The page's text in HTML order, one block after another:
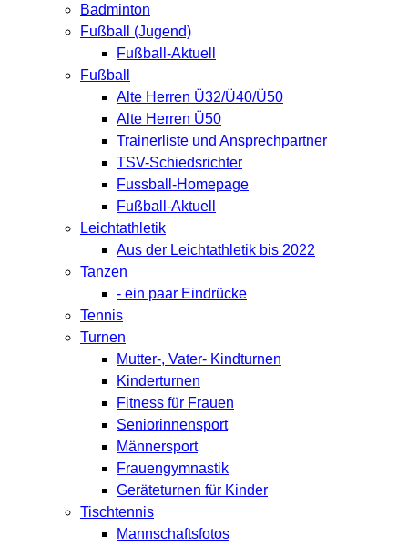
Badminton
Fußball (Jugend)
Fußball-Aktuell
Fußball
Alte Herren Ü32/Ü40/Ü50
Alte Herren Ü50
Trainerliste und Ansprechpartner
TSV-Schiedsrichter
Fussball-Homepage
Fußball-Aktuell
Leichtathletik
Aus der Leichtathletik bis 2022
Tanzen
- ein paar Eindrücke
Tennis
Turnen
Mutter-, Vater- Kindturnen
Kinderturnen
Fitness für Frauen
Seniorinnensport
Männersport
Frauengymnastik
Geräteturnen für Kinder
Tischtennis
Mannschaftsfotos